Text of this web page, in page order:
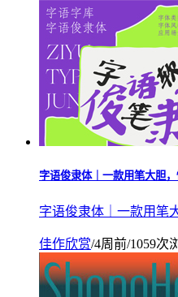
字语俊隶体｜一款用笔大胆
字语俊隶体｜一款用笔
佳作欣赏/4周前/1059次